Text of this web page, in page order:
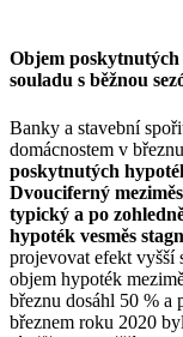
Objem
souladu s běžnou
Banky a stavební
domácnostem v
poskytnutých
Dvouciferný
typický a po
hypoték vesměs
projevovat efekt vyšší
objem hypoték
březnu dosáhl 50 % a
březnem roku 2020